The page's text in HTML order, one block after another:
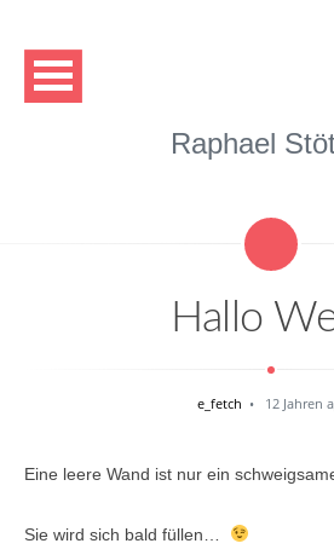
Raphael
Hallo
e_fetch 12 Jahren
Eine leere Wand ist nur ein
Sie wird sich bald füllen…